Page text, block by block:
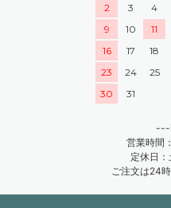
2
3 4
9
10 11
16
17 18
23
24 25
30
31
---
営業時間
定休日：
ご注文は24